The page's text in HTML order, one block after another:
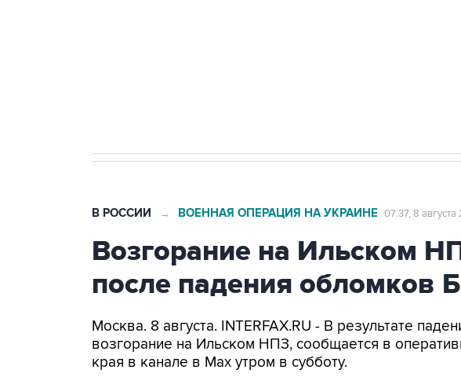
В РОССИИ → ВОЕННАЯ ОПЕРАЦИЯ НА УКРАИНЕ 07:37, 8
Возгорание на Ильском
после падения обломков
Москва. 8 августа. INTERFAX.RU - В результате
возгорание на Ильском НПЗ, сообщается в
края в канале в Max утром в субботу.